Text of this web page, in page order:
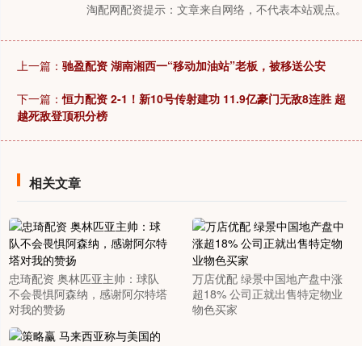
淘配网配资提示：文章来自网络，不代表本站观点。
上一篇： 驰盈配资 湖南湘西一“移动加油站”老板，被移送公安
下一篇：恒力配资 2-1！新10号传射建功 11.9亿豪门无敌8连胜 超
越死敌登顶积分榜
相关文章
忠琦配资 奥林匹亚主帅：球队
不会畏惧阿森纳，感谢阿尔特塔
对我的赞扬
万店优配 绿景中国地产盘中涨
超18% 公司正就出售特定物业
物色买家